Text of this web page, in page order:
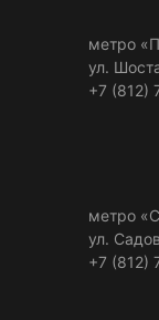
метро
ул.
+7 (812)
метро
ул.
+7 (812)